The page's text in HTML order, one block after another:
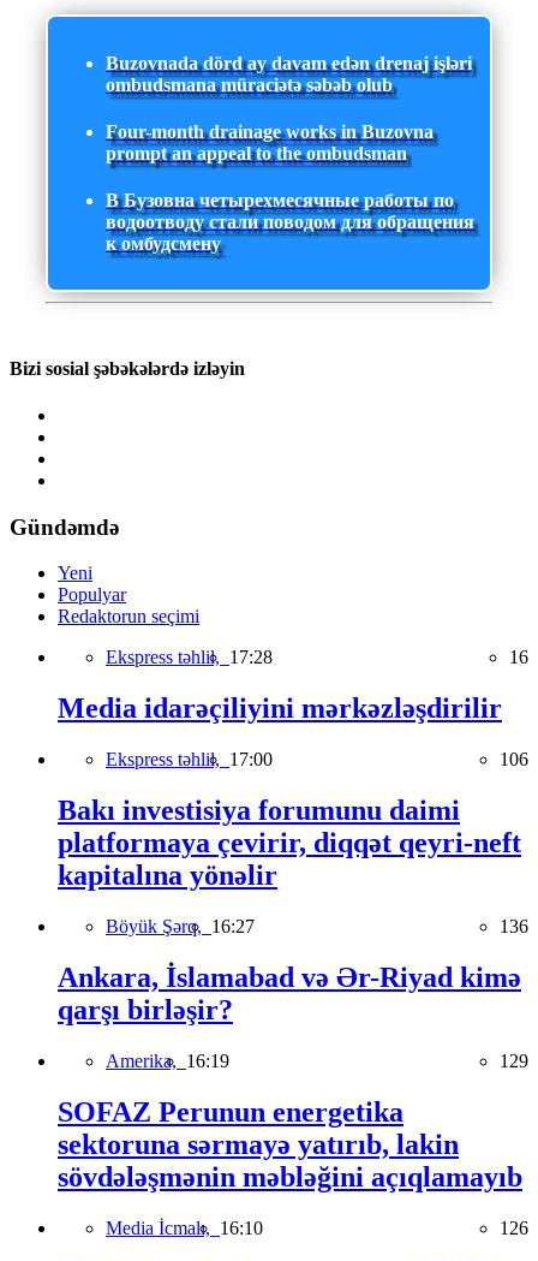
Buzovnada dörd ay davam edən drenaj işləri
ombudsmana müraciətə səbəb olub
Four-month drainage works in Buzovna
prompt an appeal to the ombudsman
В Бузовна четырехмесячные работы по
водоотводу стали поводом для обращения
к омбудсмену
Bizi sosial şəbəkələrdə izləyin
Gündəmdə
Yeni
Populyar
Redaktorun seçimi
Ekspress təhlil, 17:28 16
Media idarəçiliyini mərkəzləşdirilir
Ekspress təhlil, 17:00 106
Bakı investisiya forumunu daimi
platformaya çevirir, diqqət qeyri-neft
kapitalına yönəlir
Böyük Şərq, 16:27 136
Ankara, İslamabad və Ər-Riyad kimə
qarşı birləşir?
Amerika, 16:19 129
SOFAZ Perunun energetika
sektoruna sərmayə yatırıb, lakin
sövdələşmənin məbləğini açıqlamayıb
Media İcmalı, 16:10 126